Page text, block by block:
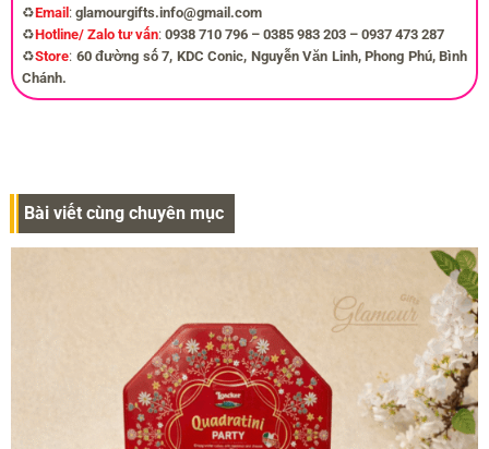
♻️Email : glamourgifts.info@gmail.com
♻️Hotline/ Zalo tư vấn: 0938 710 796 – 0385 983 203 – 0937 473 287
♻️Store: 60 đường số 7, KDC Conic, Nguyễn Văn Linh, Phong Phú, Bình
Chánh.
Bài viết cùng chuyên mục